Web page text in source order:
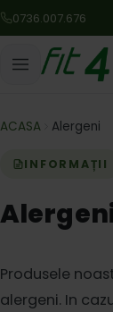
0736.007.676
ACASA Alergeni
INFORMAȚII
Produsele
alergeni. In